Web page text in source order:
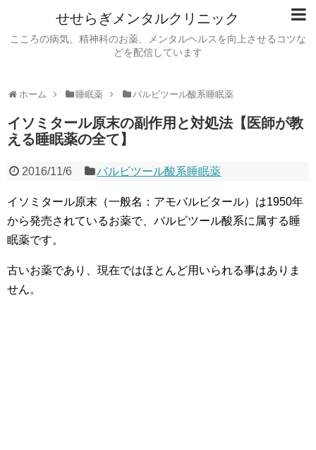
せせらぎメンタルクリニック
こころの病気、精神科のお薬、メンタルヘルスを向上させるコツな
どを配信しています
ホーム 睡眠薬 バルビツール酸系睡眠薬
イソミタール原末の副作用と対処法【医師が教
える睡眠薬の全て】
2016/11/6 バルビツール酸系睡眠薬
イソミタール原末（一般名：アモバルビタール）は1950年
から発売されているお薬で、バルビツール酸系に属する睡
眠薬です。
古いお薬であり、現在ではほとんど用いられる事はありま
せん。